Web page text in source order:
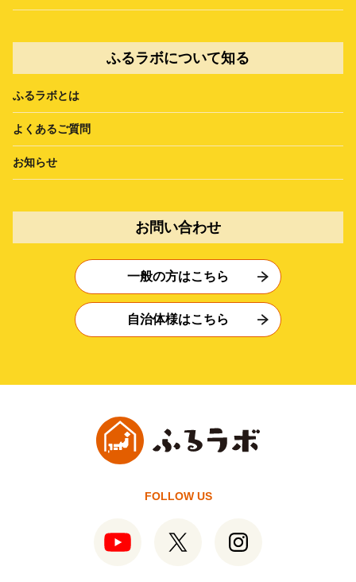
ふるラボについて知る
ふるラボとは
よくあるご質問
お知らせ
お問い合わせ
一般の方はこちら
自治体様はこちら
FOLLOW US